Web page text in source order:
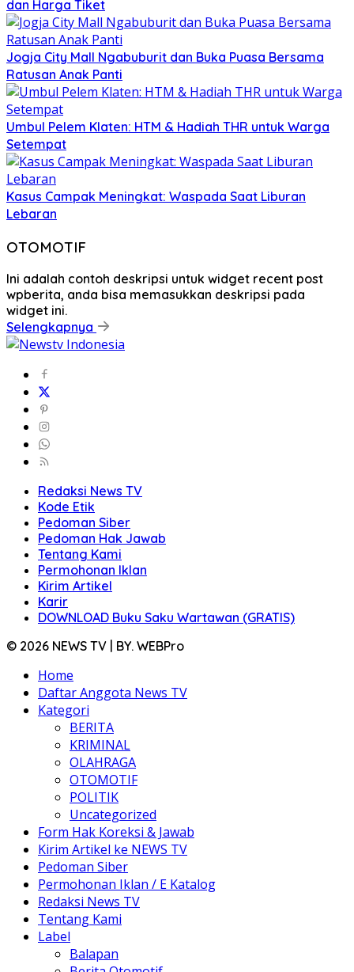
dan Harga Tiket
Jogja City Mall Ngabuburit dan Buka Puasa Bersama
Ratusan Anak Panti
Umbul Pelem Klaten: HTM & Hadiah THR untuk Warga
Setempat
Kasus Campak Meningkat: Waspada Saat Liburan
Lebaran
OTOMOTIF
Ini adalah contoh deskripsi untuk widget recent post
wpberita, anda bisa memasukkan deskripsi pada
widget ini.
Selengkapnya
Redaksi News TV
Kode Etik
Pedoman Siber
Pedoman Hak Jawab
Tentang Kami
Permohonan Iklan
Kirim Artikel
Karir
DOWNLOAD Buku Saku Wartawan (GRATIS)
© 2026 NEWS TV | BY. WEBPro
Home
Daftar Anggota News TV
Kategori
BERITA
KRIMINAL
OLAHRAGA
OTOMOTIF
POLITIK
Uncategorized
Form Hak Koreksi & Jawab
Kirim Artikel ke NEWS TV
Pedoman Siber
Permohonan Iklan / E Katalog
Redaksi News TV
Tentang Kami
Label
Balapan